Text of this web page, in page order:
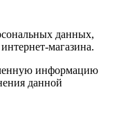
данных,
магазина.
информацию
данной